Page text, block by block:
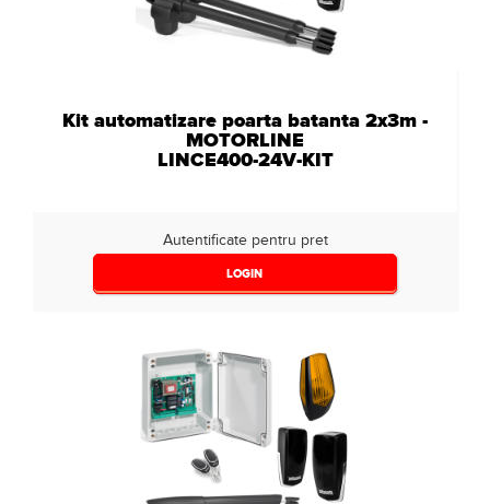
Kit automatizare poarta batanta 2x3m -
MOTORLINE
LINCE400-24V-KIT
Autentificate pentru pret
LOGIN